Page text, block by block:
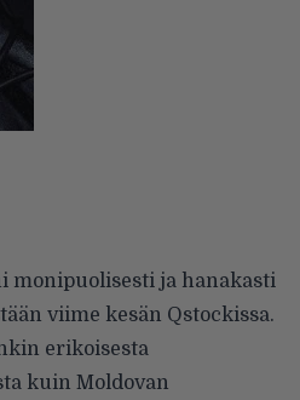
monipuolisesti ja hanakasti
viime kesän Qstockissa.
erikoisesta
kuin Moldovan